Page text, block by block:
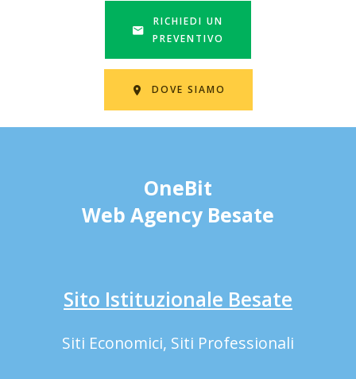
RICHIEDI UN
PREVENTIVO
DOVE SIAMO
OneBit
Web Agency Besate
Sito Istituzionale Besate
Siti Economici, Siti Professionali